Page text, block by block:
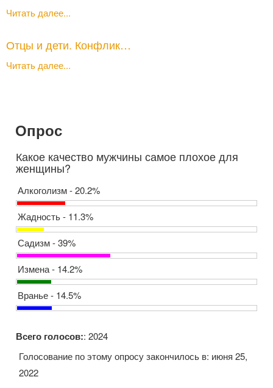
Читать далее...
Отцы и дети. Конфлик…
Читать далее...
Опрос
Какое качество мужчины самое плохое для
женщины?
Алкоголизм - 20.2%
Жадность - 11.3%
Садизм - 39%
Измена - 14.2%
Вранье - 14.5%
Всего голосов:: 2024
Голосование по этому опросу закончилось в: июня 25,
2022